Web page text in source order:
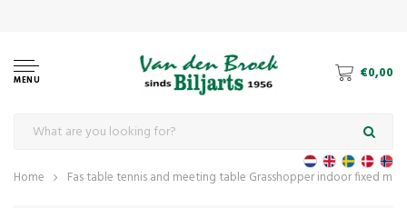
MENU €0,00
Home Fas table tennis and meeting table Grasshopper indoor fixed